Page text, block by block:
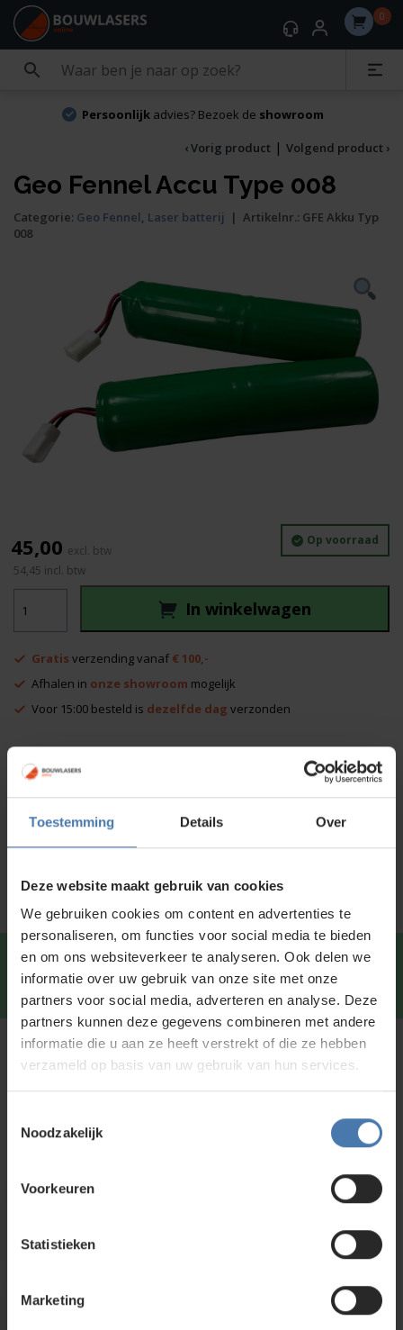
Toestemming Details Over
Deze website maakt gebruik van cookies
We gebruiken cookies om content en advertenties te
personaliseren, om functies voor social media te bieden
en om ons websiteverkeer te analyseren. Ook delen we
informatie over uw gebruik van onze site met onze
partners voor social media, adverteren en analyse. Deze
partners kunnen deze gegevens combineren met andere
informatie die u aan ze heeft verstrekt of die ze hebben
verzameld op basis van uw gebruik van hun services.
Noodzakelijk
Voorkeuren
Statistieken
Marketing
0
Persoonlijkadvies? Bezoek de showroom
‹ Vorig product | Volgend product ›
Geo Fennel Accu Type 008
Categorie: Geo Fennel, Laser batterij | Artikelnr.: GFE Akku Typ
008
Op voorraad
Fennel
Accu
008
aantal
54,45 incl. btw
In winkelwagen
45,00
Gratis verzending vanaf € 100,-
Afhalen in onze showroom mogelijk
Voor 15:00 besteld is dezelfde dag verzonden
Productinformatie
Service en kalibratie
Snel en direct contact? We beantwoorden je vragen
graag via Whatsapp.
Kunt u niet vinden wat u zoekt?
Neem contact met ons op of of bezoek onze showroom in
ons assortiment aan
, meetinstrumenten en
accessoires.
Bel Whatsapp of mail